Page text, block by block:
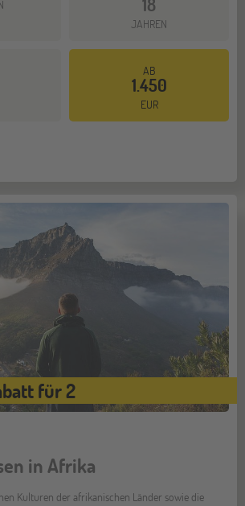
18
JAHREN
AB
1.450
EUR
für 2
in Afrika
Kulturen der afrikanischen Länder sowie die